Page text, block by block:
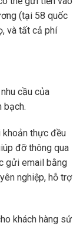
(tại 58 quốc
và tất cả phí
cầu của
bạch.
khoản thực đều
đỡ thông qua
gửi email bằng
nghiệp, hỗ trợ
khách hàng sử